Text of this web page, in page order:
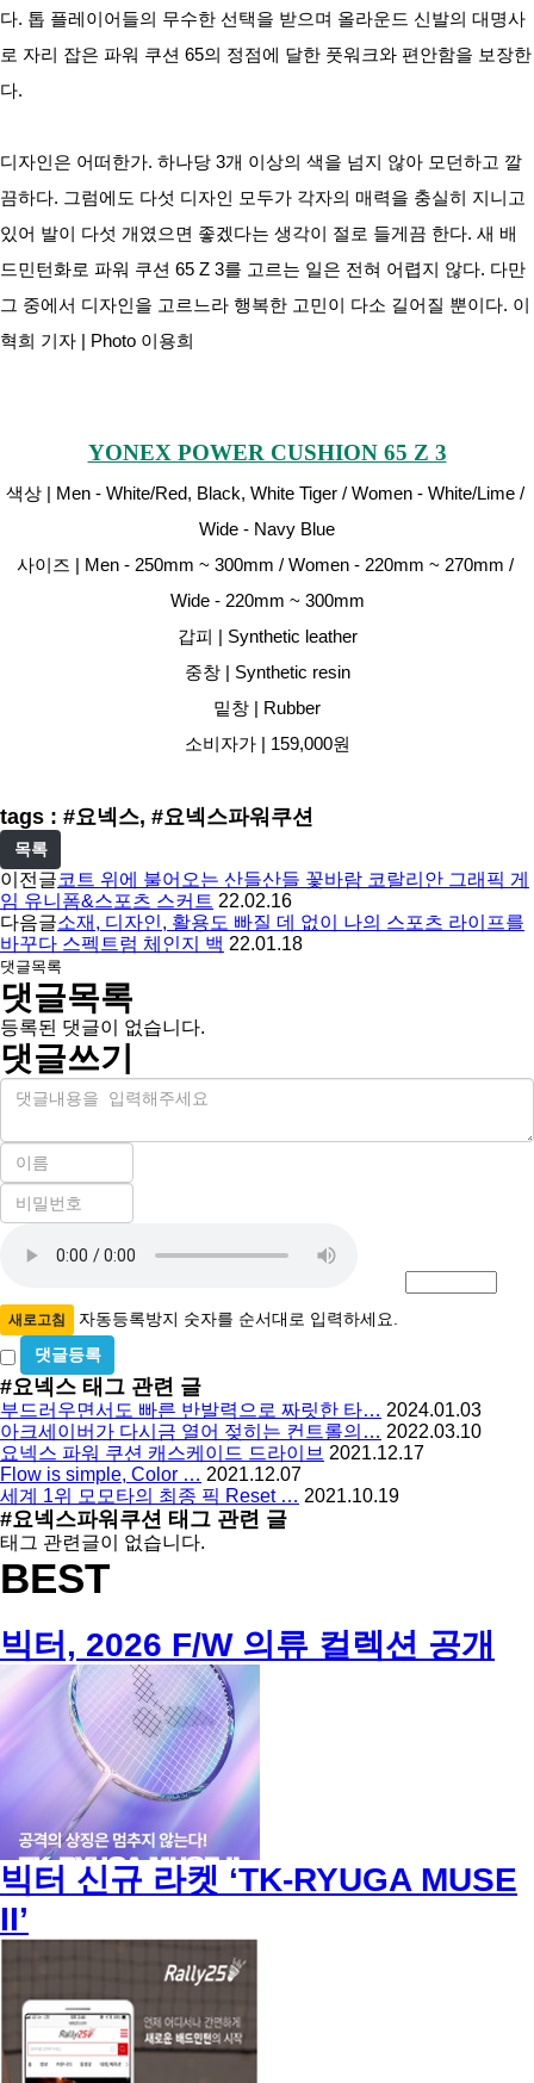
다. 톱 플레이어들의 무수한 선택을 받으며 올라운드 신발의 대명사
로 자리 잡은 파워 쿠션 65의 정점에 달한 풋워크와 편안함을 보장한
다.
디자인은 어떠한가. 하나당 3개 이상의 색을 넘지 않아 모던하고 깔
끔하다. 그럼에도 다섯 디자인 모두가 각자의 매력을 충실히 지니고
있어 발이 다섯 개였으면 좋겠다는 생각이 절로 들게끔 한다. 새 배
드민턴화로 파워 쿠션 65 Z 3를 고르는 일은 전혀 어렵지 않다. 다만
그 중에서 디자인을 고르느라 행복한 고민이 다소 길어질 뿐이다. 이
혁희 기자 | Photo 이용희
YONEX POWER CUSHION 65 Z 3
색상 | Men - White/Red, Black, White Tiger / Women - White/Lime /
Wide - Navy Blue
사이즈 | Men - 250mm ~ 300mm / Women - 220mm ~ 270mm /
Wide - 220mm ~ 300mm
갑피 | Synthetic leather
중창 | Synthetic resin
밑창 | Rubber
소비자가 | 159,000원
tags : #요넥스, #요넥스파워쿠션
목록
이전글코트 위에 불어오는 산들산들 꽃바람 코랄리안 그래픽 게
임 유니폼&스포츠 스커트 22.02.16
다음글소재, 디자인, 활용도 빠질 데 없이 나의 스포츠 라이프를
바꾸다 스펙트럼 체인지 백 22.01.18
댓글목록
댓글목록
등록된 댓글이 없습니다.
댓글쓰기
내
이
필
수
비
밀
록
방
지
새로고침 자동등록방지 숫자를 순서대로 입력하세요.
비
밀
글
사
용
#요넥스 태그 관련 글
부드러우면서도 빠른 반발력으로 짜릿한 타… 2024.01.03
아크세이버가 다시금 열어 젖히는 컨트롤의… 2022.03.10
요넥스 파워 쿠션 캐스케이드 드라이브 2021.12.17
Flow is simple, Color … 2021.12.07
세계 1위 모모타의 최종 픽 Reset … 2021.10.19
#요넥스파워쿠션 태그 관련 글
태그 관련글이 없습니다.
BEST
빅터, 2026 F/W 의류 컬렉션 공개
빅터 신규 라켓 ‘TK-RYUGA MUSE
II’